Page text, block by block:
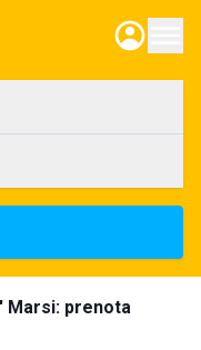
Marsi: prenota